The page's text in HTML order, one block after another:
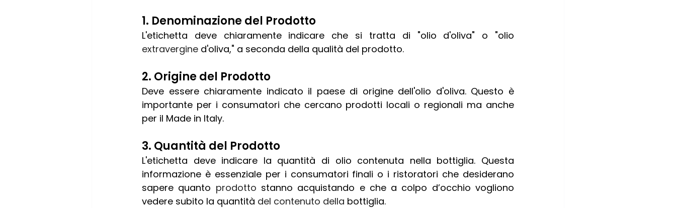
1. Denominazione del Prodotto
extravergine d'oliva," a seconda della qualità del prodotto.
2. Origine del Prodotto
Deve essere chiaramente indicato il paese di origine dell'olio d'oliva. Questo è
importante per i consumatori che cercano prodotti locali o regionali ma anche
per il Made in Italy.
3. Quantità del Prodotto
L'etichetta deve indicare la quantità di olio contenuta nella bottiglia. Questa
informazione è essenziale per i consumatori finali o i ristoratori che desiderano
sapere quanto prodotto stanno acquistando e che a colpo d’occhio vogliono
vedere subito la quantità del contenuto della bottiglia.